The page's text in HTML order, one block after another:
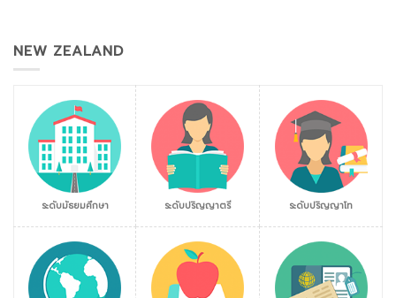
NEW ZEALAND
ระดับมัธยมศึกษา ระดับปริญญาตรี ระดับปริญญาโท